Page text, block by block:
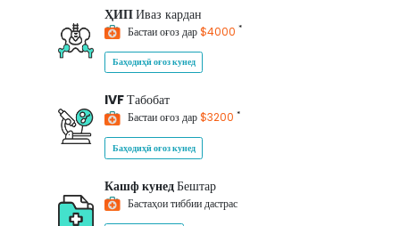
ҲИПИваз кардан
Бастаи оғоз дар$4000 *
Баҳодиҳӣ оғоз кунед
IVFТабобат
Бастаи оғоз дар$3200 *
Баҳодиҳӣ оғоз кунед
Кашф кунедБештар
Бастаҳои тиббии дастрас